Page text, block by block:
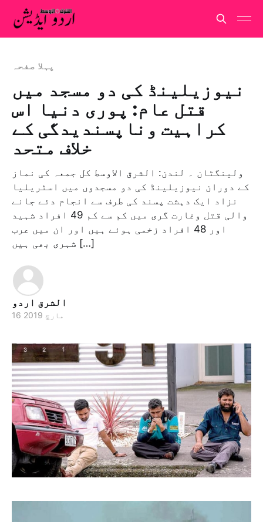
پہلا صفحہ
نیوزیلینڈ کی دو مسجد میں
قتل عام: پوری دنیا اس
کراہیت وناپسندیدگی کے
خلاف متحد
ولینگٹان ۔ لندن: الشرق الاوسط کل جمعہ کی نماز
کے دوران نیوزیلینڈ کی دو مسجدوں میں اسٹریلیا
نزاد ایک دہشت پسند کی طرف سے انجام دئے جانے
والی قتل وغارت گری میں کم سے کم 49 افراد شہید
اور 48 افراد زخمی ہوئے ہیں اور ان میں عرب
شہری بھی ہیں […]
الشرق اردو
16 مارچ 2019